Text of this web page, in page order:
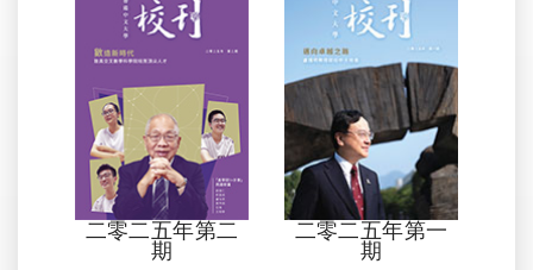
二零二五年第二
期
二零二五年第一
期